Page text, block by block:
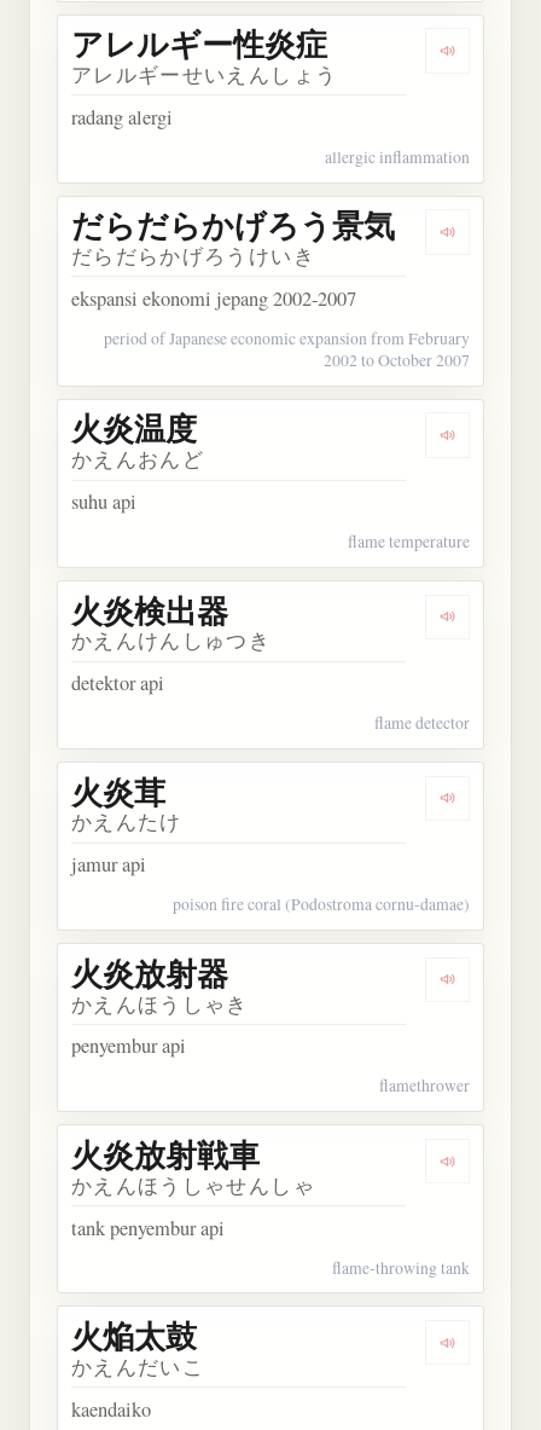
Dengarkan
アレルギー性炎症
アレルギーせいえんしょう
radang alergi
allergic inflammation
Dengarkan
だらだらかげろう景気
だらだらかげろうけいき
ekspansi ekonomi jepang 2002-2007
period of Japanese economic expansion from February
2002 to October 2007
Dengarkan
火炎温度
かえんおんど
suhu api
flame temperature
Dengarkan
火炎検出器
かえんけんしゅつき
detektor api
flame detector
Dengarkan
火炎茸
かえんたけ
jamur api
poison fire coral (Podostroma cornu-damae)
Dengarkan
火炎放射器
かえんほうしゃき
penyembur api
flamethrower
Dengarkan
火炎放射戦車
かえんほうしゃせんしゃ
tank penyembur api
flame-throwing tank
Dengarkan
火焔太鼓
かえんだいこ
kaendaiko